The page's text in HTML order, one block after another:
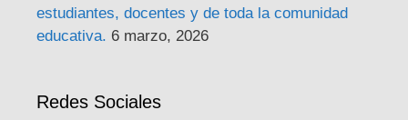
estudiantes, docentes y de toda la comunidad
educativa. 6 marzo, 2026
Redes Sociales